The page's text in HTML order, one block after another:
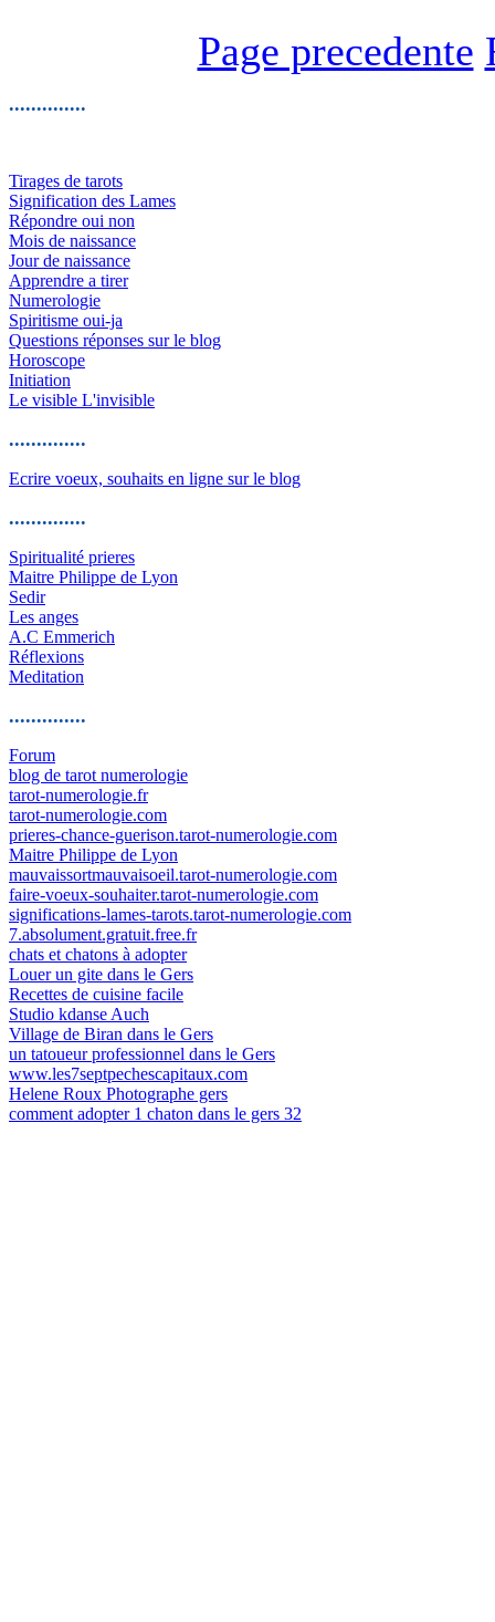
Page precedente
..............
Tirages de tarots
Signification des Lames
Répondre oui non
Mois de naissance
Jour de naissance
Apprendre a tirer
Numerologie
Spiritisme oui-ja
Questions réponses sur le blog
Horoscope
Initiation
Le visible L'invisible
..............
Ecrire voeux, souhaits en ligne sur le blog
..............
Spiritualité prieres
Maitre Philippe de Lyon
Sedir
Les anges
A.C Emmerich
Réflexions
Meditation
..............
Forum
blog de tarot numerologie
tarot-numerologie.fr
tarot-numerologie.com
prieres-chance-guerison.tarot-numerologie.com
Maitre Philippe de Lyon
mauvaissortmauvaisoeil.tarot-numerologie.com
faire-voeux-souhaiter.tarot-numerologie.com
significations-lames-tarots.tarot-numerologie.com
7.absolument.gratuit.free.fr
chats et chatons à adopter
Louer un gite dans le Gers
Recettes de cuisine facile
Studio kdanse Auch
Village de Biran dans le Gers
un tatoueur professionnel dans le Gers
www.les7septpechescapitaux.com
Helene Roux Photographe gers
comment adopter 1 chaton dans le gers 32